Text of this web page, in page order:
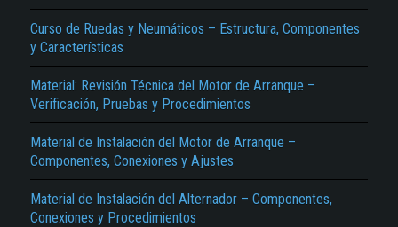
Curso de Ruedas y Neumáticos – Estructura, Componentes
y Características
Material: Revisión Técnica del Motor de Arranque –
Verificación, Pruebas y Procedimientos
Material de Instalación del Motor de Arranque –
Componentes, Conexiones y Ajustes
Material de Instalación del Alternador – Componentes,
Conexiones y Procedimientos